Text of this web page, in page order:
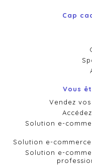
Cap
Vous
Vendez
Solution e-
Solution e-
Solution e-